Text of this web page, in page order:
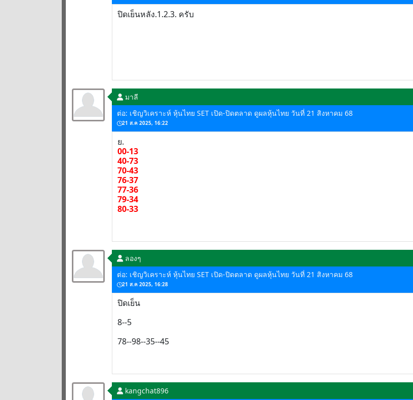
ปิดเย็นหลัง.1.2.3. ครับ
มาลี
ต่อ: เชิญวิเคราะห์ หุ้นไทย SET เปิด-ปิดตลาด ดูผลหุ้นไทย วันที่ 21 สิงหาคม 68
21 ส.ค 2025, 16:22
ย.
00-13
40-73
70-43
76-37
77-36
79-34
80-33
ลองๆ
ต่อ: เชิญวิเคราะห์ หุ้นไทย SET เปิด-ปิดตลาด ดูผลหุ้นไทย วันที่ 21 สิงหาคม 68
21 ส.ค 2025, 16:28
ปิดเย็น
8--5
78--98--35--45
kangchat896